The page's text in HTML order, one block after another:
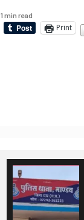
1 min read
Print